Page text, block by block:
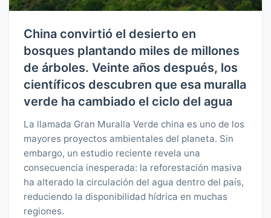
China convirtió el desierto en
bosques plantando miles de millones
de árboles. Veinte años después, los
científicos descubren que esa muralla
verde ha cambiado el ciclo del agua
La llamada Gran Muralla Verde china es uno de los
mayores proyectos ambientales del planeta. Sin
embargo, un estudio reciente revela una
consecuencia inesperada: la reforestación masiva
ha alterado la circulación del agua dentro del país,
reduciendo la disponibilidad hídrica en muchas
regiones.